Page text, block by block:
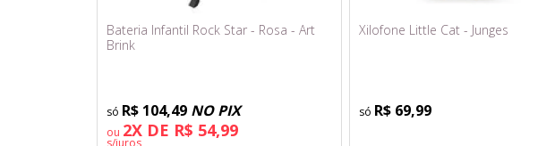
Bateria Infantil Rock Star - Rosa - Art
Brink
R$ 104,49 NO PIX
ou 2X DE R$ 54,99
Xilofone Little Cat - Junges
R$ 69,99